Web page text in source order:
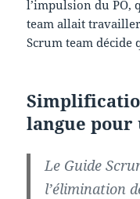
l’impulsion du PO,
team allait
Scrum team décide
langue
Le Guide
l’élimination